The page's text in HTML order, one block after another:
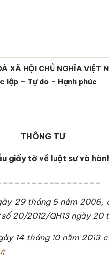
XÃ HỘI CHỦ NGHĨA VIỆT
lập – Tự do – Hạnh phúc
THÔNG TƯ
giấy tờ về luật sư và
29 tháng 6 năm 2006,
20/2012/QH13 ngày 20
14 tháng 10 năm 2013
;